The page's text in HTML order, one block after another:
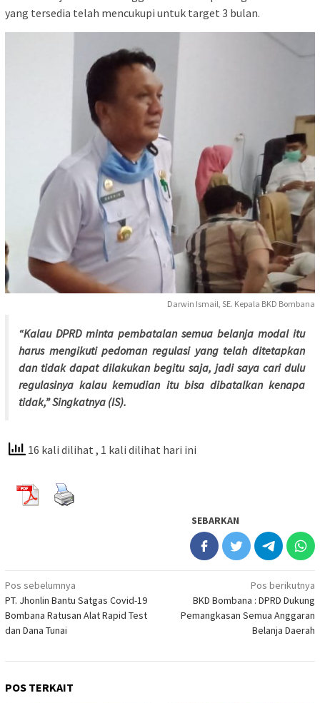
yang tersedia telah mencukupi untuk target 3 bulan.
Darwin Ismail, SE. Kepala BKD Bombana
“Kalau DPRD minta pembatalan semua belanja modal itu
harus mengikuti pedoman regulasi yang telah ditetapkan
dan tidak dapat dilakukan begitu saja, jadi saya cari dulu
regulasinya kalau kemudian itu bisa dibatalkan kenapa
tidak,” Singkatnya (IS).
16 kali dilihat , 1 kali dilihat hari ini
SEBARKAN
Navigasi
pos
Pos sebelumnya
PT. Jhonlin Bantu Satgas Covid-19
Bombana Ratusan Alat Rapid Test
dan Dana Tunai
Pos berikutnya
BKD Bombana : DPRD Dukung
Pemangkasan Semua Anggaran
Belanja Daerah
POS TERKAIT